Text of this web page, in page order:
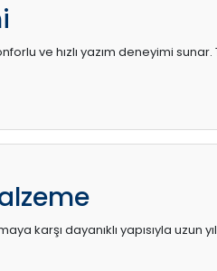
ve hızlı yazım deneyimi sunar.
karşı dayanıklı yapısıyla uzun